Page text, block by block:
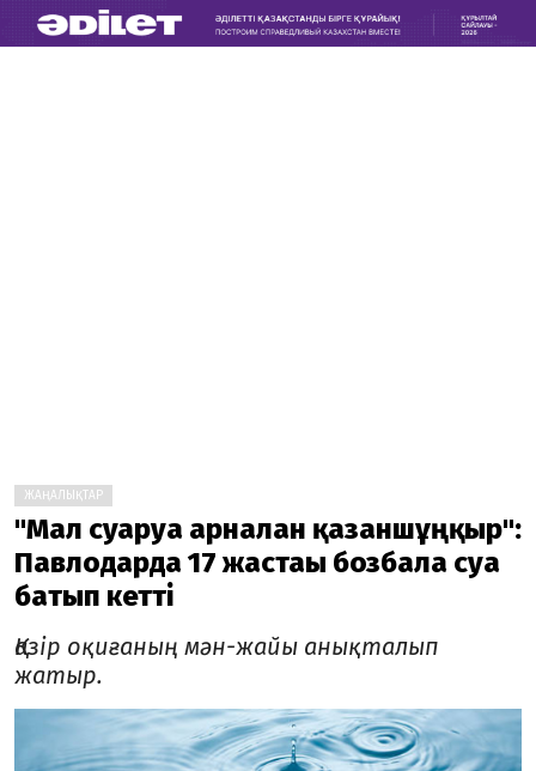
ЖАҢАЛЫҚТАР
"Мал суаруға арналған қазаншұңқыр":
Павлодарда 17 жастағы бозбала суға
батып кетті
Қазір оқиғаның мән-жайы анықталып
жатыр.